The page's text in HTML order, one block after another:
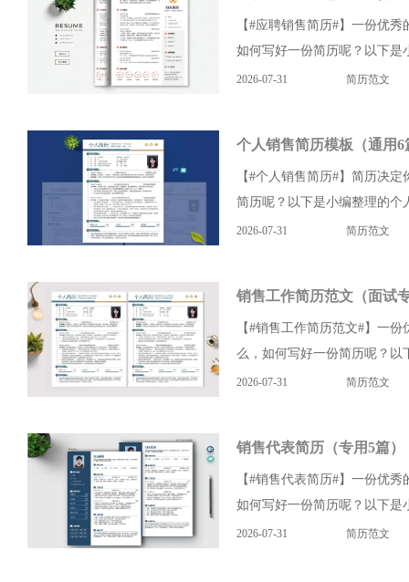
【#应聘销售简历#】一份优
如何写好一份简历呢？以下是
2026-07-31 简历范文
个人销售简历模板（通用6
【#个人销售简历#】简历决
简历呢？以下是小编整理的个
2026-07-31 简历范文
销售工作简历范文（面试
【#销售工作简历范文#】一
么，如何写好一份简历呢？以
2026-07-31 简历范文
销售代表简历（专用5篇）
【#销售代表简历#】一份优
如何写好一份简历呢？以下是
2026-07-31 简历范文